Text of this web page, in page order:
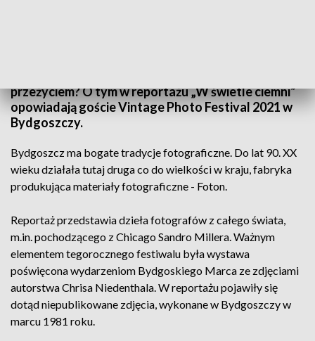
przeżyciem? O tym w reportażu „W świetle ciemni”
opowiadają goście Vintage Photo Festival 2021 w
Bydgoszczy.
Bydgoszcz ma bogate tradycje fotograficzne. Do lat 90. XX
wieku działała tutaj druga co do wielkości w kraju, fabryka
produkująca materiały fotograficzne - Foton.
Reportaż przedstawia dzieła fotografów z całego świata,
m.in. pochodzącego z Chicago Sandro Millera. Ważnym
elementem tegorocznego festiwalu była wystawa
poświęcona wydarzeniom Bydgoskiego Marca ze zdjęciami
autorstwa Chrisa Niedenthala. W reportażu pojawiły się
dotąd niepublikowane zdjęcia, wykonane w Bydgoszczy w
marcu 1981 roku.